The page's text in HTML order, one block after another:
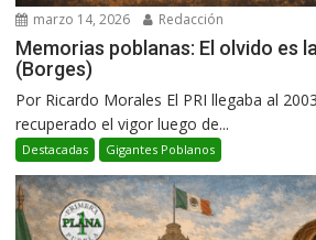
marzo 14, 2026 Redacción
Memorias poblanas: El olvido es
(Borges)
Por Ricardo Morales El PRI llegaba al
recuperado el vigor luego de...
Destacadas Gigantes Poblanos